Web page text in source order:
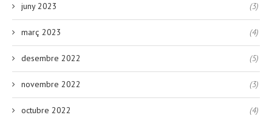
juny 2023 (3)
març 2023 (4)
desembre 2022 (5)
novembre 2022 (3)
octubre 2022 (4)